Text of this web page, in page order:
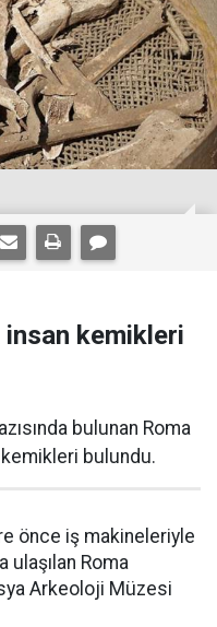
insan kemikleri
bulunan Roma
bulundu.
önce iş makineleriyle
ulaşılan Roma
Arkeoloji Müzesi